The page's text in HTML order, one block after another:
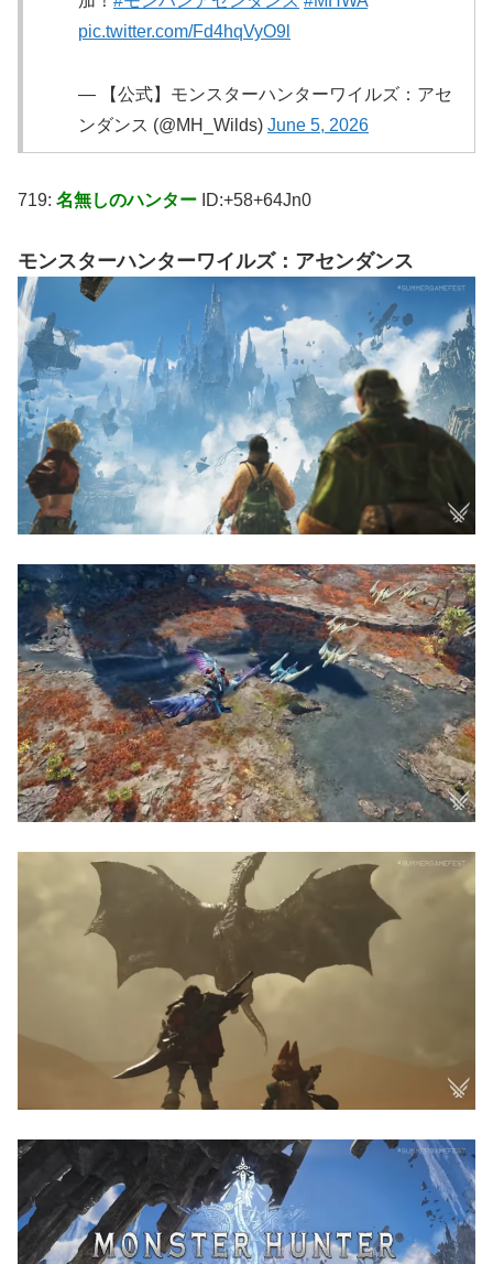
pic.twitter.com/Fd4hqVyO9l
— 【公式】モンスターハンターワイルズ：アセ
ンダンス (@MH_Wilds) June 5, 2026
719: 名無しのハンター ID:+58+64Jn0
モンスターハンターワイルズ：アセンダンス